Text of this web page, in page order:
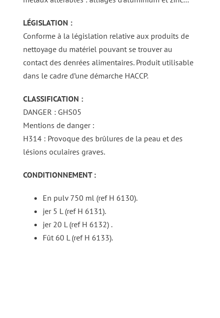
LÉGISLATION :
Conforme à la législation relative aux produits de
nettoyage du matériel pouvant se trouver au
contact des denrées alimentaires. Produit utilisable
dans le cadre d’une démarche HACCP.
CLASSIFICATION :
DANGER : GHS05
Mentions de danger :
H314 : Provoque des brûlures de la peau et des
lésions oculaires graves.
CONDITIONNEMENT :
En pulv 750 ml (ref H 6130).
jer 5 L (ref H 6131).
jer 20 L (ref H 6132) .
Fût 60 L (ref H 6133).
DÉTAILS